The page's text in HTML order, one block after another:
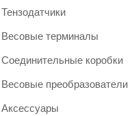
Тензодатчики
Весовые терминалы
Соединительные коробки
Весовые преобразователи
Аксессуары